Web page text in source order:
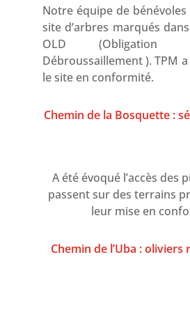
Notre équipe de
site d’arbres marqués
OLD (Obligation
Débroussaillement ). TPM
le site en conformité.
Chemin de la Bosquette :
A été évoqué l’accès des
passent sur des terrains
leur mise en
Chemin de l’Uba :